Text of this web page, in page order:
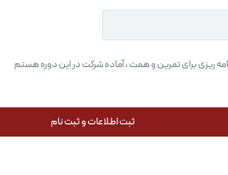
ریزی برای تمرین و همت ، آماده شرکت در این دوره هستم
ثبت اطلاعات و ثبت نام